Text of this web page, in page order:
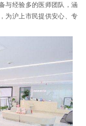
与经验多的医师团队，涵
为沪上市民提供安心、专